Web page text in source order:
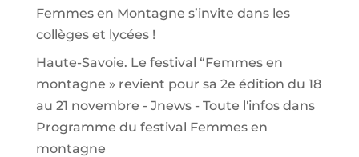
Femmes en Montagne s’invite dans les
collèges et lycées !
Haute-Savoie. Le festival “Femmes en
montagne » revient pour sa 2e édition du 18
au 21 novembre - Jnews - Toute l'infosdans
Programme du festival Femmes en
montagne